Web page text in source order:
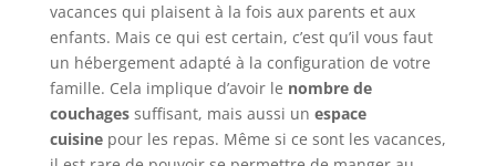
vacances qui plaisent à la fois aux parents et aux
enfants. Mais ce qui est certain, c’est qu’il vous faut
un hébergement adapté à la configuration de votre
famille. Cela implique d’avoir le nombre de
couchagessuffisant, mais aussi un espace
cuisine pour les repas. Même si ce sont les vacances,